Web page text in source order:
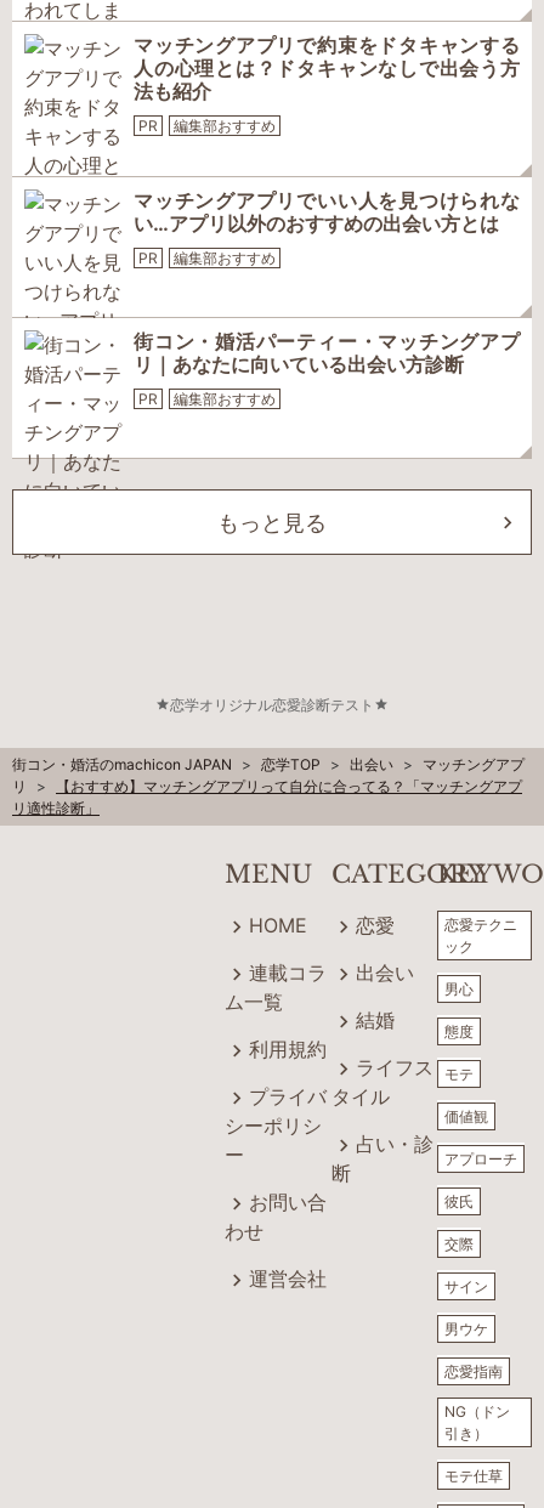
マッチングアプリで約束をドタキャンする
人の心理とは？ドタキャンなしで出会う方
法も紹介
PR 編集部おすすめ
マッチングアプリでいい人を見つけられな
い…アプリ以外のおすすめの出会い方とは
PR 編集部おすすめ
街コン・婚活パーティー・マッチングアプ
リ｜あなたに向いている出会い方診断
PR 編集部おすすめ
もっと見る
恋学オリジナル恋愛診断テスト
街コン・婚活のmachicon JAPAN 恋学TOP 出会い
マッチングアプ
リ
【おすすめ】マッチングアプリって自分に合ってる？「マッチングアプ
リ適性診断」
MENU
HOME
連載コラ
ム一覧
利用規約
プライバ
シーポリシ
ー
お問い合
わせ
運営会社
CATEGORY
恋愛
出会い
結婚
ライフス
タイル
占い・診
断
恋愛テクニ
ック
男心
態度
モテ
価値観
アプローチ
彼氏
交際
サイン
男ウケ
恋愛指南
NG（ドン
引き）
モテ仕草